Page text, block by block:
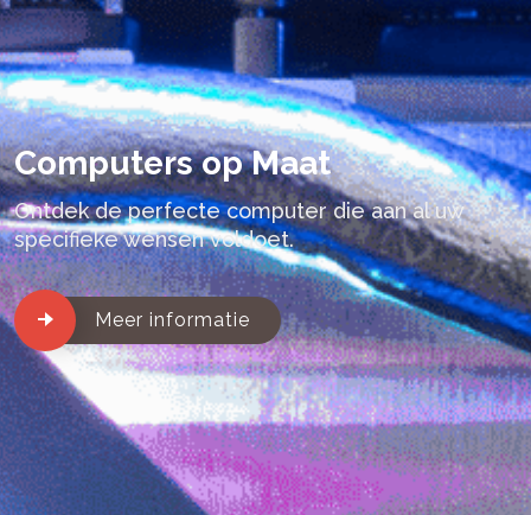
Computers op Maat
Ontdek de perfecte computer die aan al uw
specifieke wensen voldoet.
Meer informatie